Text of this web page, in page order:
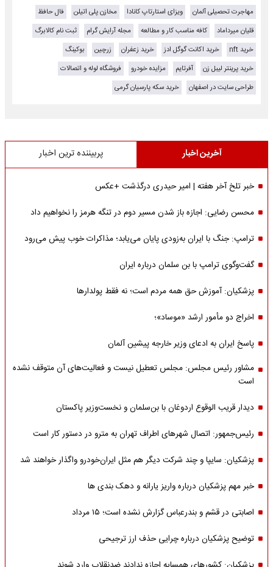
مهاجرت تحصیلی آلمان
ویزای استارتاپ کانادا مخازن پلی اتیلن
فال حافظ
قلیان میرداماد
کافه مناسب کار و مطالعه مجله آرایش گرام
ثبت نام کالابرگ
خرید nft
خرید اکانت گوگل ادز خرید زعفران زرچین
بوکینگ
خرید پرینتر لیبل زن
آفرتایم مزایده خودرو
فروشگاه لوله و اتصالات
طراحی سایت در اصفهان
خرید سکه پارسیان گرمی
آخرین اخبار پربیننده ترین اخبار
خبر تلخ آخر هفته | امیر حیدری درگذشت +عکس
محسن رضایی: اجازه باز شدن مسیر دوم در تنگه هرمز را نخواهیم داد
ترامپ: جنگ با ایران به‌زودی پایان می‌یابد؛ مذاکرات خوب پیش می‌رود
گفت‌وگوی ترامپ با بن سلمان درباره ایران
پزشکیان: آموزش حق همه مردم است؛ نه فقط پولدارها
اخراج دو مأمور ارشد «موساد»؛
پاسخ ایران به ادعای وزیر خارجه پیشین آلمان
مشاور رئیس مجلس: مجلس تعطیل نیست و فعالیت‌های آن متوقف نشده
است
دیدار قریب الوقوع اردوغان با بن‌سلمان و نخست‌وزیر پاکستان
رئیس‌جمهور: اتصال شهرهای اطراف تهران به مترو در دستور کار است
پزشکیان: سایپا و چند شرکت دیگر هم مثل ایران‌خودرو واگذار خواهند شد
خبر مهم پزشکیان درباره واریز یارانه و دهک بندی ها
اصابتی در قشم و بندرعباس گزارش نشده است؛ ۱۵ مرداد
توضیح پزشکیان درباره چرایی حذف ارز ترجیحی